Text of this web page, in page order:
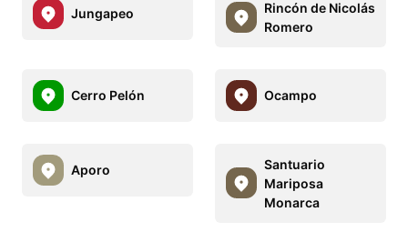
Jungapeo
Rincón de Nicolás
Romero
Cerro Pelón Ocampo
Aporo
Santuario
Mariposa
Monarca